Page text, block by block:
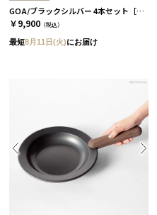
GOA/ブラックシルバー 4本セット［クチポール］
￥9,900 （税込）
最短8月11日(火)にお届け